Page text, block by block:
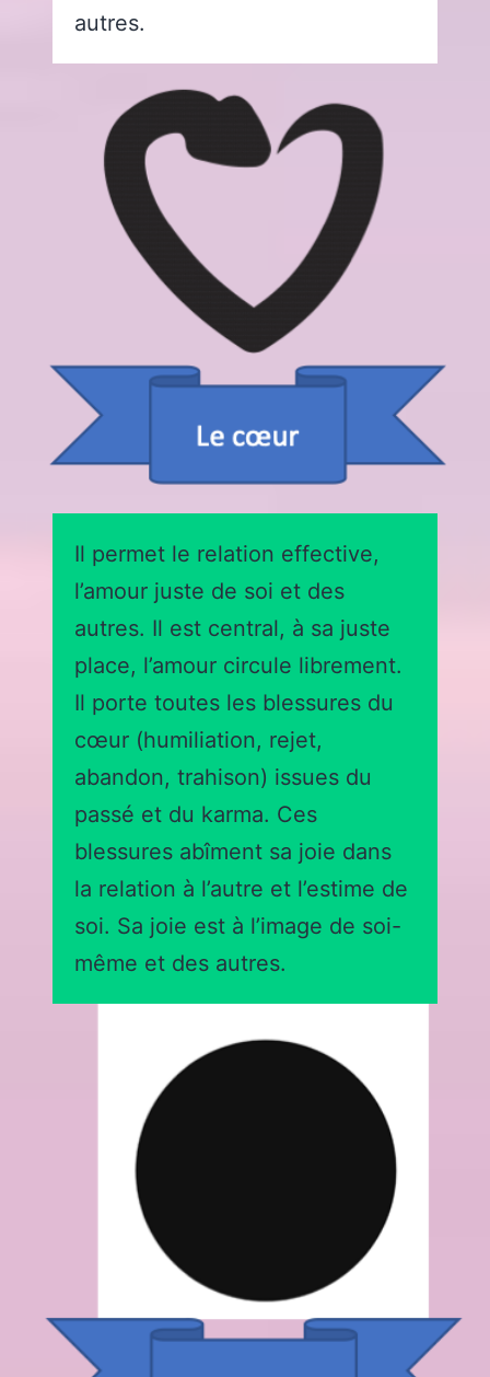
autres.
Il permet le relation effective,
l’amour juste de soi et des
autres. Il est central, à sa juste
place, l’amour circule librement.
Il porte toutes les blessures du
cœur (humiliation, rejet,
abandon, trahison) issues du
passé et du karma. Ces
blessures abîment sa joie dans
la relation à l’autre et l’estime de
soi. Sa joie est à l’image de soi-
même et des autres.